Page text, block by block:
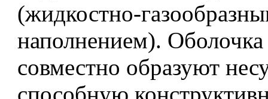
(жидкостно-
наполнением).
совместно образуют